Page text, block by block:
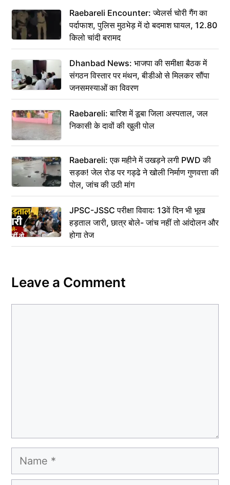
Raebareli Encounter: ज्वेलर्स चोरी गैंग का
पर्दाफाश, पुलिस मुठभेड़ में दो बदमाश घायल, 12.80
किलो चांदी बरामद
Dhanbad News: भाजपा की समीक्षा बैठक में
संगठन विस्तार पर मंथन, बीडीओ से मिलकर सौंपा
जनसमस्याओं का विवरण
Raebareli: बारिश में डूबा जिला अस्पताल, जल
निकासी के दावों की खुली पोल
Raebareli: एक महीने में उखड़ने लगी PWD की
सड़क! जेल रोड पर गड्ढे ने खोली निर्माण गुणवत्ता की
पोल, जांच की उठी मांग
JPSC-JSSC परीक्षा विवाद: 13वें दिन भी भूख
हड़ताल जारी, छात्र बोले- जांच नहीं तो आंदोलन और
होगा तेज
Leave a Comment
Name